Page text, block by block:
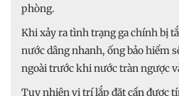
phòng.
Khi xảy ra tình trạng ga chính bị
nước dâng nhanh, ống bảo hiểm
ngoài trước khi nước tràn ngược
Tuy nhiên vị trí lắp đặt cần được